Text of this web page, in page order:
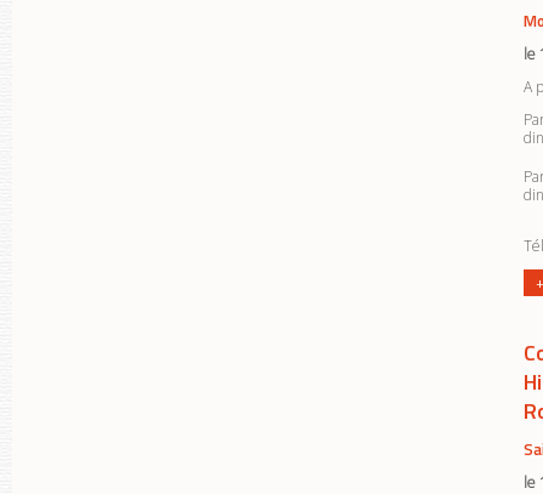
le
A
le